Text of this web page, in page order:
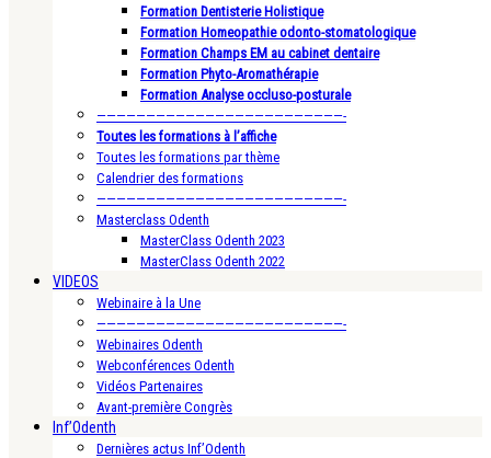
Formation Dentisterie Holistique
Formation Homeopathie odonto-stomatologique
Formation Champs EM au cabinet dentaire
Formation Phyto-Aromathérapie
Formation Analyse occluso-posturale
—————————————————————————-
Toutes les formations à l’affiche
Toutes les formations par thème
Calendrier des formations
—————————————————————————-
Masterclass Odenth
MasterClass Odenth 2023
MasterClass Odenth 2022
VIDEOS
Webinaire à la Une
—————————————————————————-
Webinaires Odenth
Webconférences Odenth
Vidéos Partenaires
Avant-première Congrès
Inf’Odenth
Dernières actus Inf’Odenth